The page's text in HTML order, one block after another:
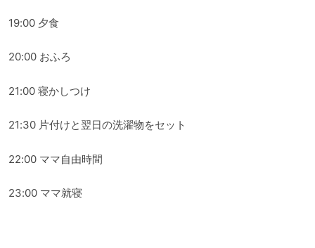
19:00 夕食
20:00 おふろ
21:00 寝かしつけ
21:30 片付けと翌日の洗濯物をセット
22:00 ママ自由時間
23:00 ママ就寝